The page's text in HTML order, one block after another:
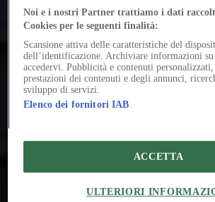
Noi e i nostri Partner trattiamo i dati
Cookies per le seguenti finalità:
Scansione attiva delle caratteristiche del
dell’identificazione. Archiviare informazioni
accedervi. Pubblicità e contenuti
prestazioni dei contenuti e degli annunci,
sviluppo di servizi.
Elenco dei fornitori IAB
ULTERIORI
ACCETTA